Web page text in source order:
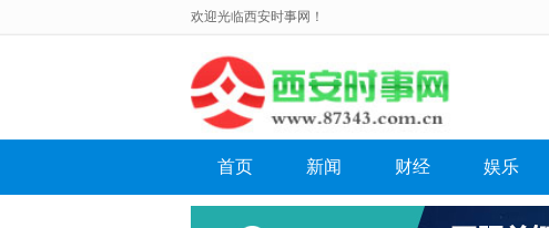
欢迎光临西安时事网！
首页 新闻 财经 娱乐